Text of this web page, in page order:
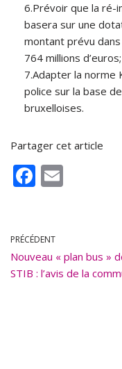
6.Prévoir que la ré-
basera sur une
montant prévu
764 millions d’euros;
7.Adapter la norme
police sur la base
bruxelloises.
Partager cet article
F
b
o
o
PRÉCÉDENT
Nouveau « plan bus »
STIB : l’avis de la